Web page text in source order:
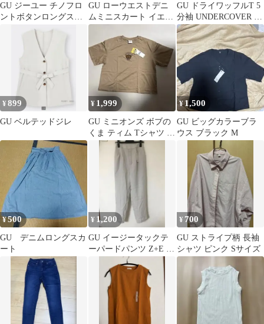
GU ジーユー チノフロ
ントボタンロングスカ
ート（ハイウエスト）
ブラックM
GU ローウエストデニ
ムミニスカート イエロ
ー M
GU ドライワッフルT 5
分袖 UNDERCOVER ホ
ワイトS
¥899
GU ベルテッドジレ
¥ 1,999
GU ミニオンズ ボブの
くま ティム Tシャツ L
サイズ
¥ 1,500
GU ビッグカラーブラ
ウス ブラック M
¥500
GU デニムロングスカ
ート
¥ 1,200
GU イージータックテ
ーパードパンツ Z+E ナ
チュラル M
¥ 700
GU ストライプ柄 長袖
シャツ ピンク Sサイズ